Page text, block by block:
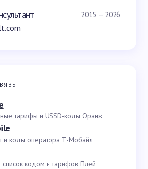
2015 — 2026
тарифы и USSD-коды Оранж
и коды оператора Т-Мобайл
список кодом и тарифов Плей